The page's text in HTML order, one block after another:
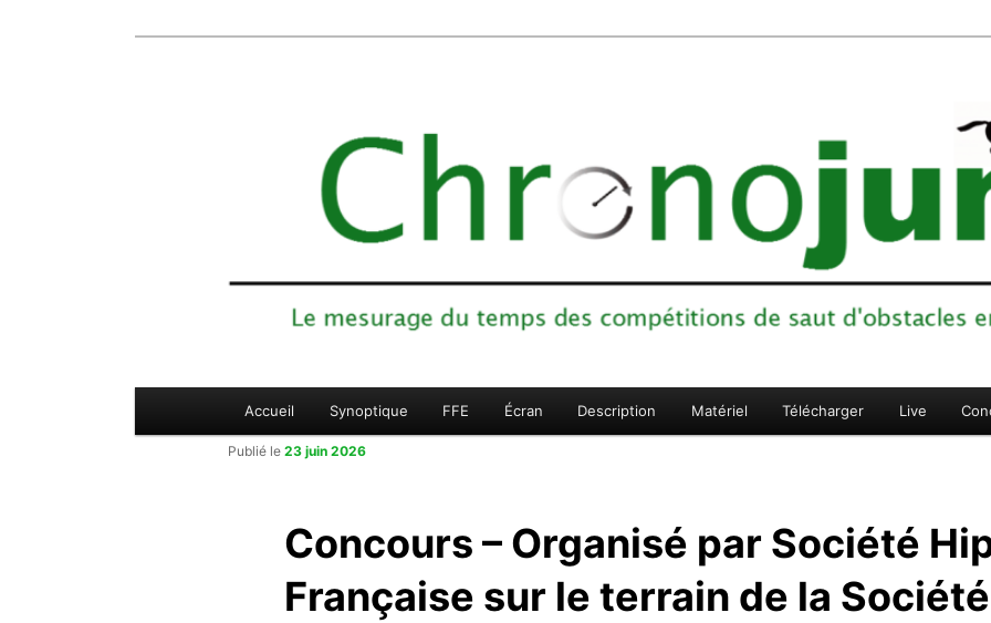
principal
Accueil Synoptique FFE Écran Description Matériel Télécharger Live
Concours – Organisé par Société
Française sur le terrain de la
Publié le 23 juin 2026